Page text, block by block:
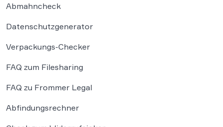
Abmahncheck
Datenschutzgenerator
Verpackungs-Checker
FAQ zum Filesharing
FAQ zu Frommer Legal
Abfindungsrechner